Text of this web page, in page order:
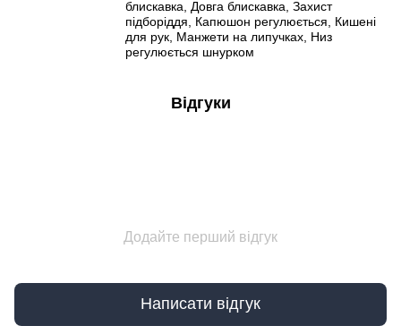
блискавка, Довга блискавка, Захист
підборіддя, Капюшон регулюється, Кишені
для рук, Манжети на липучках, Низ
регулюється шнурком
Відгуки
Додайте перший відгук
Написати відгук